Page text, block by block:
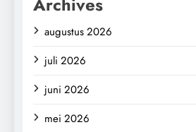
augustus 2026
juli 2026
juni 2026
mei 2026